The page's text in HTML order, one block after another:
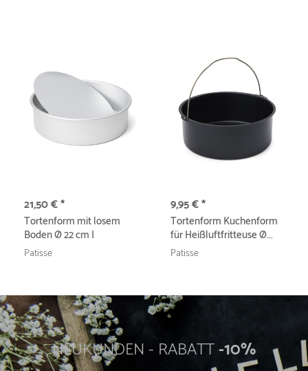
21,50 € *
Tortenform mit losem
Boden Ø 22 cm I
Professional
Patisse
9,95 € *
Tortenform Kuchenform
für Heißluftfritteuse Ø...
Patisse
NEUKUNDEN - RABATT-10%